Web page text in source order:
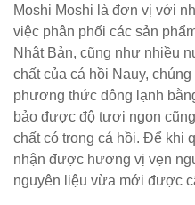
Moshi Moshi là đơn vị với
việc phân phối các sản
Nhật Bản, cũng như nhiều
chất của cá hồi Nauy,
phương thức đông lạnh
bảo được độ tươi ngon
chất có trong cá hồi. Để khi
nhận được hương vị vẹn
nguyên liệu vừa mới được